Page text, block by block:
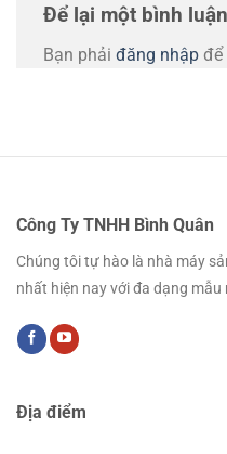
Để lại một bình luận
Bạn phải đăng nhập để
Công Ty TNHH Bình Quân
Chúng tôi tự hào là nhà máy
nhất hiện nay với đa dạng mẫu
Địa điểm